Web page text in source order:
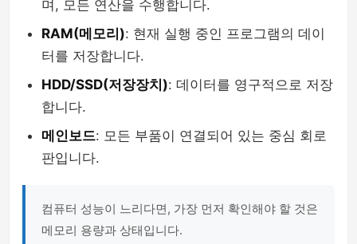
며, 모든 연산을 수행합니다.
RAM(메모리): 현재 실행 중인 프로그램의 데이
터를 저장합니다.
HDD/SSD(저장장치): 데이터를 영구적으로 저장
합니다.
메인보드: 모든 부품이 연결되어 있는 중심 회로
판입니다.
컴퓨터 성능이 느리다면, 가장 먼저 확인해야 할 것은
메모리 용량과 상태입니다.